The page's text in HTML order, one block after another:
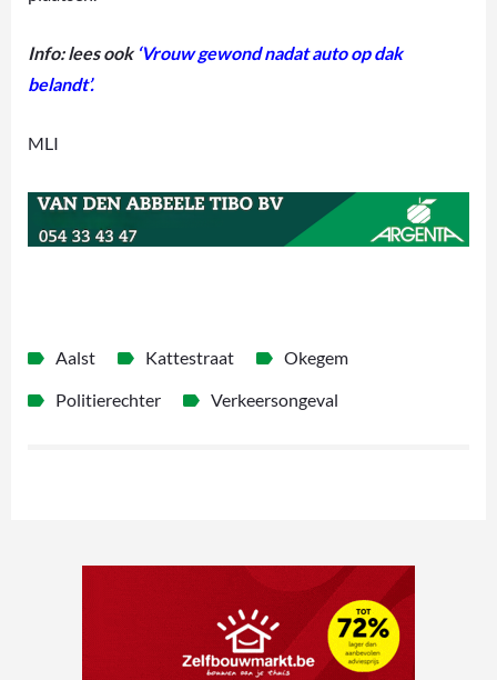
Info: lees ook ‘Vrouw gewond nadat auto op dak
belandt’.
MLI
Aalst Kattestraat
Okegem
Politierechter
Verkeersongeval